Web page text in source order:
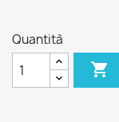
Quantità
